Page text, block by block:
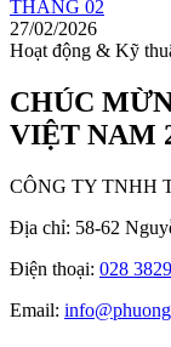
27/02/2026
Hoạt động & Kỹ
CHÚC
VIỆT NAM
CÔNG TY TNHH
Địa chỉ: 58-62
Điện thoại: 028
Email: